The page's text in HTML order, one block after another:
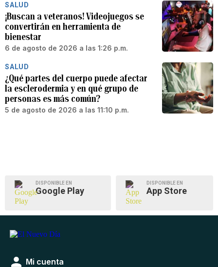
SALUD
¡Buscan a veteranos! Videojuegos se
convertirán en herramienta de
bienestar
6 de agosto de 2026 a las 1:26 p.m.
SALUD
¿Qué partes del cuerpo puede afectar
la esclerodermia y en qué grupo de
personas es más común?
5 de agosto de 2026 a las 11:10 p.m.
DISPONIBLE EN
Google Play
DISPONIBLE EN
App Store
Mi cuenta